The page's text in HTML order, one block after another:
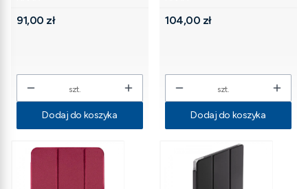
Cena
91,00 zł
szt.
Dodaj do koszyka
Cena
104,00 zł
szt.
Dodaj do koszyka